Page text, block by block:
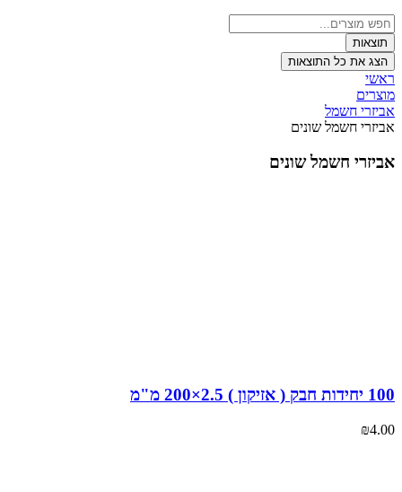
את כל התוצאות
חשמל
חשמל שונים
חשמל שונים
2.5×200 מ"מ
₪